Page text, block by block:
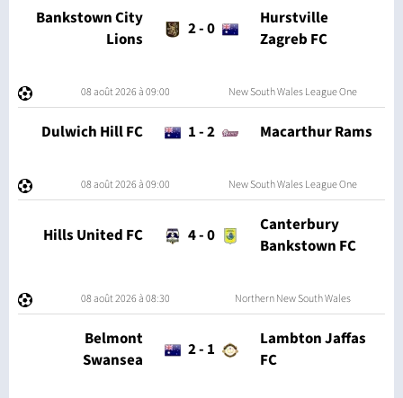
Bankstown City
Lions
2-0
Hurstville
Zagreb FC
08 août 2026 à 09:00 New South Wales League One
Dulwich Hill FC 1-2 Macarthur Rams
08 août 2026 à 09:00 New South Wales League One
Hills United FC 4-0
Canterbury
Bankstown FC
08 août 2026 à 08:30 Northern New South Wales
Belmont
Swansea
2- 1
Lambton Jaffas
FC